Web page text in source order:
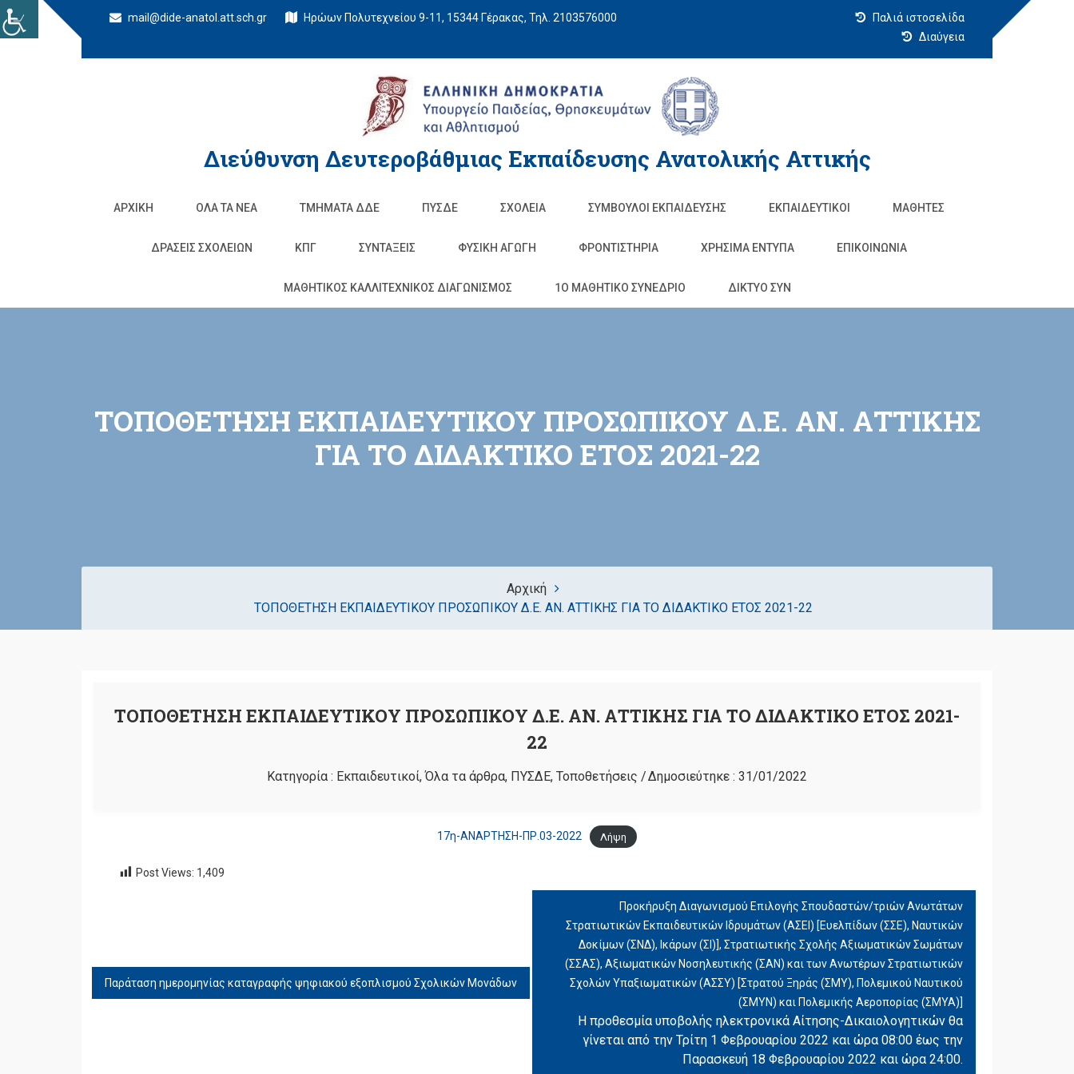
mail@dide-anatol.att.sch.gr Ηρώων Πολυτεχνείου 9-11, 15344 Γέρακας, Τηλ. 2103576000
Παλιά ιστοσελίδα
Διαύγεια
Διεύθυνση Δευτεροβάθμιας Εκπαίδευσης Ανατολικής Αττικής
ΑΡΧΙΚΉ ΌΛΑ ΤΑ ΝΈΑ ΤΜΉΜΑΤΑ ΔΔΕ ΠΥΣΔΕ ΣΧΟΛΕΊΑ ΣΥΜΒΟΥΛΟΙ ΕΚΠΑΙΔΕΥΣΗΣ ΕΚΠΑΙΔΕΥΤΙΚΟΊ ΜΑΘΗΤΈΣ
ΔΡΆΣΕΙΣ ΣΧΟΛΕΊΩΝ ΚΠΓ ΣΥΝΤΑΞΕΙΣ ΦΥΣΙΚΉ ΑΓΩΓΉ ΦΡΟΝΤΙΣΤΉΡΙΑ ΧΡΗΣΙΜΑ ΕΝΤΥΠΑ ΕΠΙΚΟΙΝΩΝΊΑ
ΜΑΘΗΤΙΚΟΣ ΚΑΛΛΙΤΕΧΝΙΚΟΣ ΔΙΑΓΩΝΙΣΜΟΣ 1O ΜΑΘΗΤΙΚΟ ΣΥΝΕΔΡΙΟ ΔΙΚΤΥΟ ΣΥΝ
ΤΟΠΟΘΕΤΗΣΗ ΕΚΠΑΙΔΕΥΤΙΚΟΥ ΠΡΟΣΩΠΙΚΟΥ Δ.Ε. ΑΝ. ΑΤΤΙΚΗΣ
ΓΙΑ ΤΟ ΔΙΔΑΚΤΙΚΟ ΕΤΟΣ 2021-22
Αρχική
ΤΟΠΟΘΕΤΗΣΗ ΕΚΠΑΙΔΕΥΤΙΚΟΥ ΠΡΟΣΩΠΙΚΟΥ Δ.Ε. ΑΝ. ΑΤΤΙΚΗΣ ΓΙΑ ΤΟ ΔΙΔΑΚΤΙΚΟ ΕΤΟΣ 2021-22
ΤΟΠΟΘΕΤΗΣΗ ΕΚΠΑΙΔΕΥΤΙΚΟΥ ΠΡΟΣΩΠΙΚΟΥ Δ.Ε. ΑΝ. ΑΤΤΙΚΗΣ ΓΙΑ ΤΟ ΔΙΔΑΚΤΙΚΟ ΕΤΟΣ 2021-
22
Κατηγορία : Εκπαιδευτικοί,Όλα τα άρθρα, ΠΥΣΔΕ, Τοποθετήσεις /Δημοσιεύτηκε : 31/01/2022
17η-ΑΝΑΡΤΗΣΗ-ΠΡ.03-2022 Λήψη
Post Views: 1,409
Παράταση ημερομηνίας καταγραφής ψηφιακού εξοπλισμού Σχολικών Μονάδων
Προκήρυξη Διαγωνισμού Επιλογής Σπουδαστών/τριών Ανωτάτων
Στρατιωτικών Εκπαιδευτικών Ιδρυμάτων (ΑΣΕΙ) [Ευελπίδων (ΣΣΕ), Ναυτικών
Δοκίμων (ΣΝΔ), Ικάρων (ΣΙ)], Στρατιωτικής Σχολής Αξιωματικών Σωμάτων
(ΣΣΑΣ), Αξιωματικών Νοσηλευτικής (ΣΑΝ) και των Ανωτέρων Στρατιωτικών
Σχολών Υπαξιωματικών (ΑΣΣΥ) [Στρατού Ξηράς (ΣΜΥ), Πολεμικού Ναυτικού
(ΣΜΥΝ) και Πολεμικής Αεροπορίας (ΣΜΥΑ)]
Η προθεσμία υποβολής ηλεκτρονικά Αίτησης-Δικαιολογητικών θα
γίνεται από την Τρίτη 1 Φεβρουαρίου 2022 και ώρα 08:00 έως την
Παρασκευή 18 Φεβρουαρίου 2022 και ώρα 24:00.